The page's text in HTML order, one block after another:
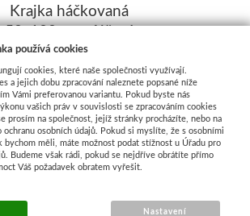
Krajka háčkovaná
50x100cm-půjčení
Skladem
85,00 Kč
používá cookies
cookies, které naše společnosti využívají.
a jejich dobu zpracování naleznete popsané níže
Vámi preferovanou variantu. Pokud byste nás
vašich práv v souvislosti se zpracováním cookies
prosím na společnost, jejíž stránky procházíte, nebo na
ochranu osobních údajů. Pokud si myslíte, že s osobními
bychom měli, máte možnost podat stížnost u Úřadu pro
Budeme však rádi, pokud se nejdříve obrátíte přímo
Váš požadavek obratem vyřešit.
Nastavení